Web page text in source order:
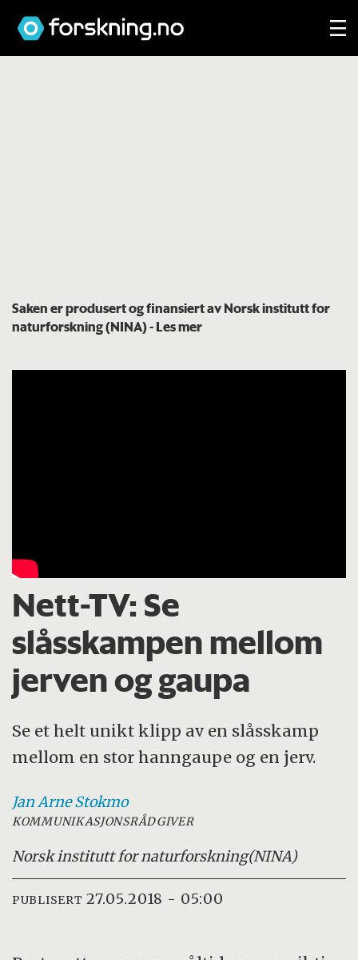
Saken er produsert og finansiert av Norsk institutt for
naturforskning (NINA)- Les mer
Nett-TV: Se
slåsskampen mellom
jerven og gaupa
Se et helt unikt klipp av en slåsskamp
mellom en stor hanngaupe og en jerv.
Jan Arne Stokmo
KOMMUNIKASJONSRÅDGIVER
Norsk institutt for naturforskning(NINA)
PUBLISERT 27.05.2018 - 05:00